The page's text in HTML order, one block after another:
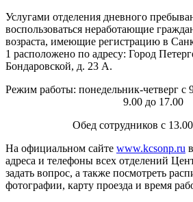
Услугами отделения дневного
воспользоваться неработающие
возраста, имеющие регистрацию в
1 расположено по адресу: Город
Бондаровской, д. 23 А.
Режим работы: понедельник-четверг с
9.00 до 17.00
Обед сотрудников с
На официальном сайте www.kcsonp.ru
адреса и телефоны всех отделений
задать вопрос, а также посмотреть
фотографии, карту проезда и время